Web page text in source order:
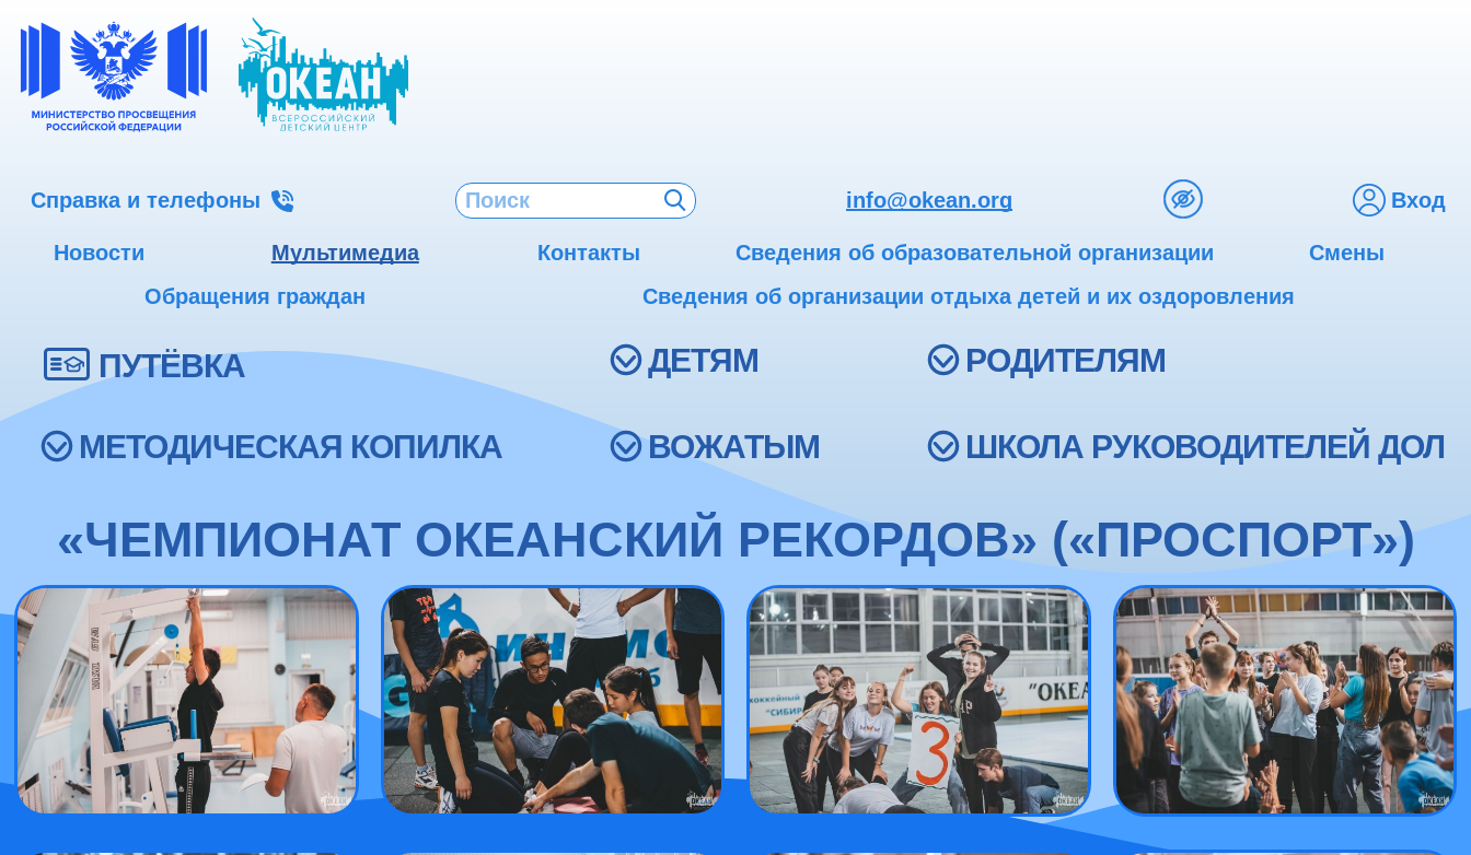
Справка и телефоны info@okean.org Вход
Новости Мультимедиа Контакты Сведения об образовательной организации
Смены
Обращения граждан
Сведения об организации отдыха детей и их оздоровления
ПУТЁВКА ДЕТЯМ РОДИТЕЛЯМ
МЕТОДИЧЕСКАЯ КОПИЛКА ВОЖАТЫМ ШКОЛА РУКОВОДИТЕЛЕЙ ДОЛ
«ЧЕМПИОНАТ ОКЕАНСКИЙ РЕКОРДОВ» («ПРОСПОРТ»)